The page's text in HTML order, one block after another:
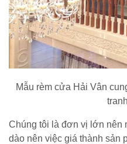
Mẫu rèm cửa Hải Vân
Chúng tôi là đơn vị lớn nên
dào nên việc giá thành sản